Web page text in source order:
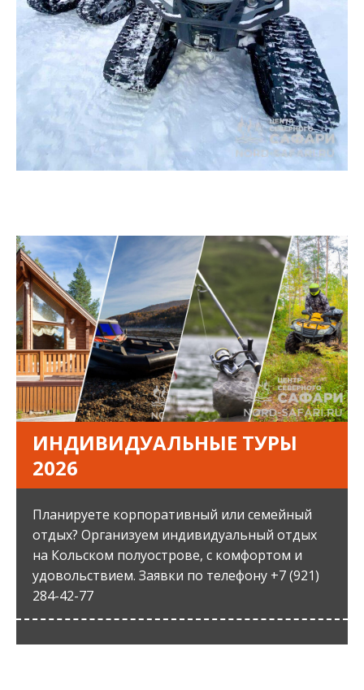
ИНДИВИДУАЛЬНЫЕ ТУРЫ
2026
Планируете корпоративный или семейный
отдых? Организуем индивидуальный отдых
на Кольском полуострове, с комфортом и
удовольствием. Заявки по телефону +7 (921)
284-42-77